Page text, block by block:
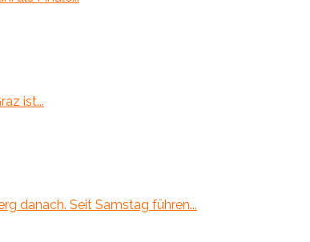
ist...
danach. Seit Samstag führen...